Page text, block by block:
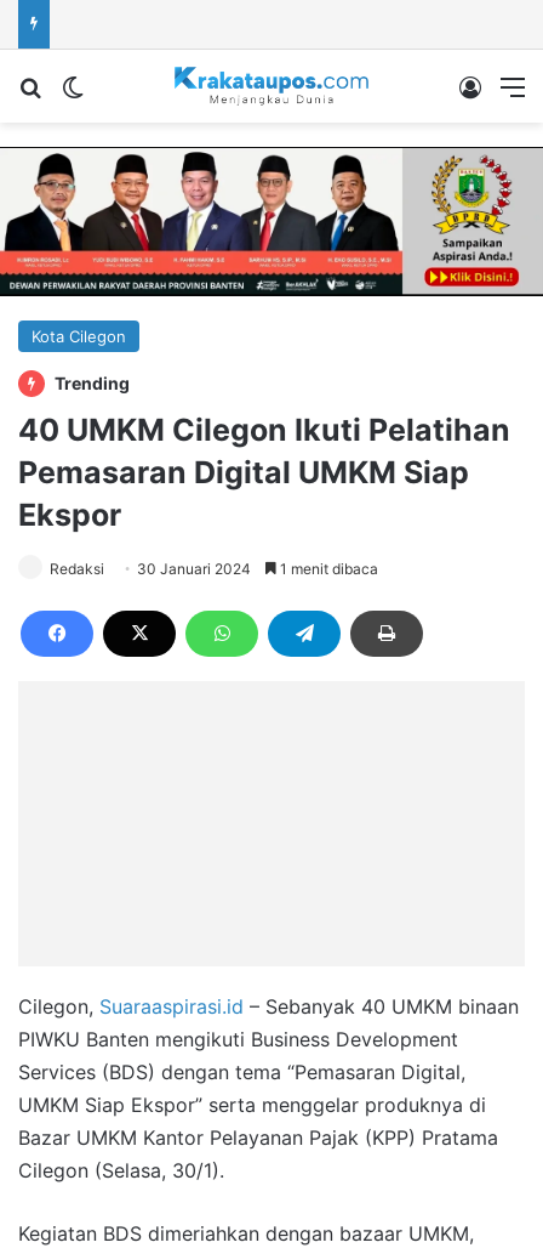
Cari berita...Switch skin Log In
Kota Cilegon
Trending
40 UMKM Cilegon Ikuti Pelatihan
Pemasaran Digital UMKM Siap
Ekspor
Redaksi 30 Januari 2024 1 menit dibaca
Cilegon, Suaraaspirasi.id – Sebanyak 40 UMKM binaan
PIWKU Banten mengikuti Business Development
Services (BDS) dengan tema “Pemasaran Digital,
UMKM Siap Ekspor” serta menggelar produknya di
Bazar UMKM Kantor Pelayanan Pajak (KPP) Pratama
Cilegon (Selasa, 30/1).
Kegiatan BDS dimeriahkan dengan bazaar UMKM,